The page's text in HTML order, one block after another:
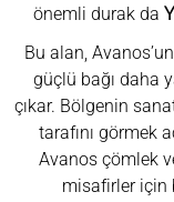
önemli durak da
Bu alan,
güçlü bağı daha
çıkar. Bölgenin
tarafını görmek
Avanos çömlek
misafirler için